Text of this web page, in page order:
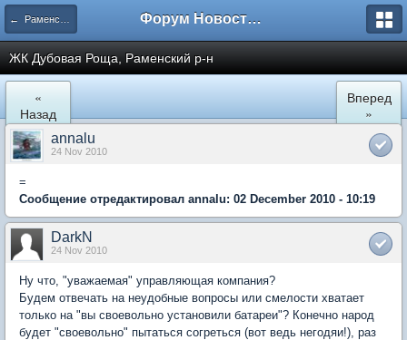
← Раменское Форум Новостройки
ЖК Дубовая Роща, Раменский р-н
«
Назад
Вперед
»
annalu
24 Nov 2010
=
Сообщение отредактировал annalu: 02 December 2010 - 10:19
DarkN
24 Nov 2010
Ну что, "уважаемая" управляющая компания?
Будем отвечать на неудобные вопросы или смелости хватает
только на "вы своевольно установили батареи"? Конечно народ
будет "своевольно" пытаться согреться (вот ведь негодяи!), раз